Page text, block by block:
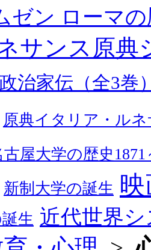
ゼン ローマ
サンス原典
治家伝（全3巻
原典イタリア・ル
古屋大学の歴史1871
新制大学の誕生
生 近代世界